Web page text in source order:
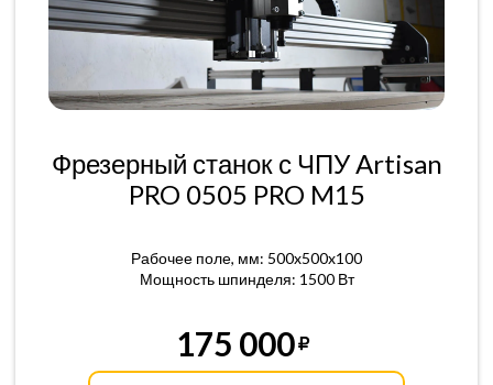
Фрезерный станок с ЧПУ Artisan
PRO 0505 PRO M15
Рабочее поле, мм: 500x500x100
Мощность шпинделя: 1500 Вт
175 000